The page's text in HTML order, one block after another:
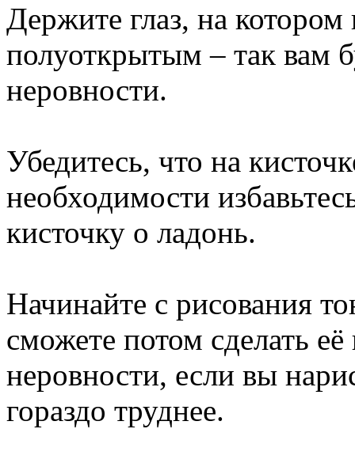
Держите глаз, на котором
полуоткрытым – так вам
неровности.
Убедитесь, что на
необходимости
кисточку о ладонь.
Начинайте с рисования
сможете потом сделать
неровности, если вы
гораздо труднее.